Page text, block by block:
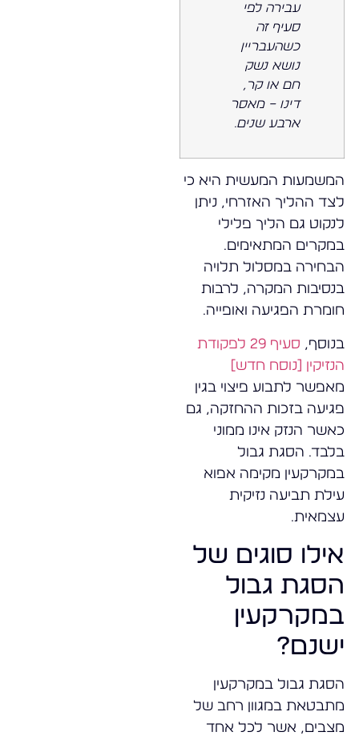
עבירה לפי
סעיף זה
כשהעבריין
נושא נשק
חם או קר,
דינו – מאסר
ארבע שנים.
המשמעות המעשית היא כי
לצד ההליך האזרחי, ניתן
לנקוט גם הליך פלילי
במקרים המתאימים.
הבחירה במסלול תלויה
בנסיבות המקרה, לרבות
חומרת הפגיעה ואופייה.
בנוסף,
סעיף 29 לפקודת
הנזיקין [נוסח חדש]
מאפשר לתבוע פיצוי בגין
פגיעה בזכות ההחזקה, גם
כאשר הנזק אינו ממוני
בלבד. הסגת גבול
במקרקעין מקימה אפוא
עילת תביעה נזיקית
עצמאית.
אילו סוגים של
הסגת גבול
במקרקעין
ישנם?
הסגת גבול במקרקעין
מתבטאת במגוון רחב של
מצבים, אשר לכל אחד